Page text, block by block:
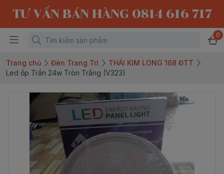
TƯ VẤN BÁN HÀNG 0814 616 717
0
Trang chủ Đèn Trang Trí
THÁI KIM LONG 168 ĐTT
Led ốp Trần 24w Tròn Trắng (V323)